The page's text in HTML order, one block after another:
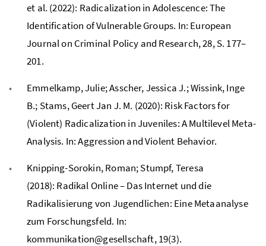
et al. (2022): Radicalization in Adolescence: The
Identification of Vulnerable Groups. In: European
Journal on Criminal Policy and Research, 28, S. 177–
201.
Emmelkamp, Julie; Asscher, Jessica J.; Wissink, Inge
B.; Stams, Geert Jan J. M. (2020): Risk Factors for
(Violent) Radicalization in Juveniles: A Multilevel Meta-
Analysis. In: Aggression and Violent Behavior.
Knipping-Sorokin, Roman; Stumpf, Teresa
(2018): Radikal Online – Das Internet und die
Radikalisierung von Jugendlichen: Eine Metaanalyse
zum Forschungsfeld. In:
kommunikation@gesellschaft, 19(3).